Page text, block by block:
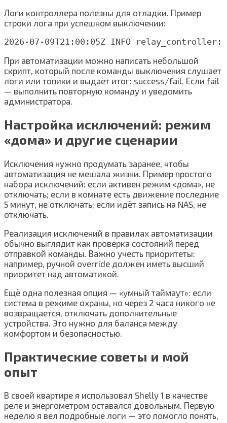
Логи контроллера полезны для отладки. Пример
строки лога при успешном выключении:
При автоматизации можно написать небольшой
скрипт, который после команды выключения слушает
логи или топики и выдаёт итог: success/fail. Если fail
— выполнить повторную команду и уведомить
администратора.
Настройка исключений: режим
«дома» и другие сценарии
Исключения нужно продумать заранее, чтобы
автоматизация не мешала жизни. Пример простого
набора исключений: если активен режим «дома», не
отключать; если в комнате есть движение последние
5 минут, не отключать; если идёт запись на NAS, не
отключать.
Реализация исключений в правилах автоматизации
обычно выглядит как проверка состояний перед
отправкой команды. Важно учесть приоритеты:
например, ручной override должен иметь высший
приоритет над автоматикой.
Ещё одна полезная опция — «умный таймаут»: если
система в режиме охраны, но через 2 часа никого не
возвращается, отключать дополнительные
устройства. Это нужно для баланса между
комфортом и безопасностью.
Практические советы и мой
опыт
В своей квартире я использовал Shelly 1 в качестве
реле и энергометром оставался довольным. Первую
неделю я вел подробные логи — это помогло понять,